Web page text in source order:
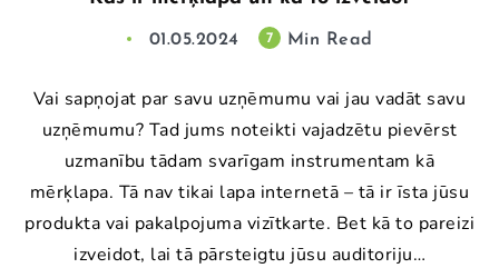
01.05.2024 7 Min Read
Vai sapņojat par savu uzņēmumu vai jau vadāt savu
uzņēmumu? Tad jums noteikti vajadzētu pievērst
uzmanību tādam svarīgam instrumentam kā
mērķlapa. Tā nav tikai lapa internetā – tā ir īsta jūsu
produkta vai pakalpojuma vizītkarte. Bet kā to pareizi
izveidot, lai tā pārsteigtu jūsu auditoriju…